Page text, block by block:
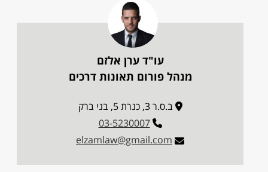
עו"ד ערן אלזם
מנהל פורום תאונות דרכים
ב.ס.ר 3, כנרת 5, בני ברק
03-5230007
elzamlaw@gmail.com